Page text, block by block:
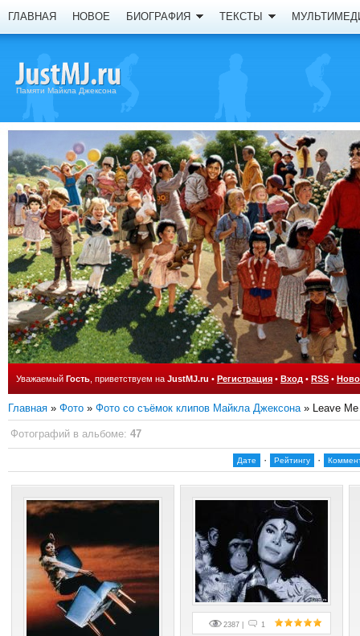
ГЛАВНАЯ НОВОЕ БИОГРАФИЯ ТЕКСТЫ
Памяти Майкла Джексона
Уважаемый Гость , приветствуем на JustMJ.ru • Регистрация • Вход • RSS •
Главная » Фото » Фото со съёмок клипов Майкла Джексона» Leave Me
Фотографий в альбоме: 47
Дате · Рейтингу ·
2387 | 1